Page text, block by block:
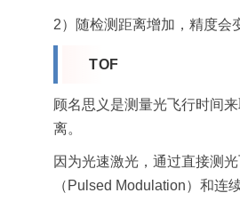
2）随检测距离增加，精度会
TOF
顾名思义是测量光飞行时间
离。
因为光速激光，通过直接测
（Pulsed Modulation）和连